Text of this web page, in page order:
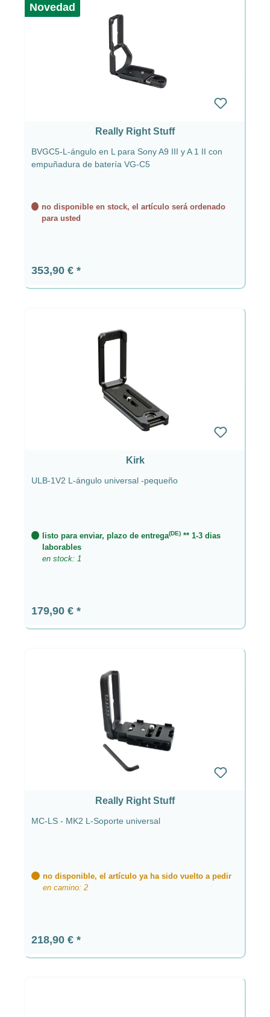
Novedad
Really Right Stuff
BVGC5-L-ángulo en L para Sony A9 III y A 1 II con
empuñadura de batería VG-C5
no disponible en stock, el artículo será ordenado
para usted
Precio normal:
353,90 €
Kirk
ULB-1V2 L-ángulo universal -pequeño
listo para enviar, plazo de entrega(DE)** 1-3 dias
laborables
en stock: 1
Precio normal:
179,90 €
Really Right Stuff
MC-LS - MK2 L-Soporte universal
no disponible, el artículo ya ha sido vuelto a pedir
en camino: 2
Precio normal:
218,90 €